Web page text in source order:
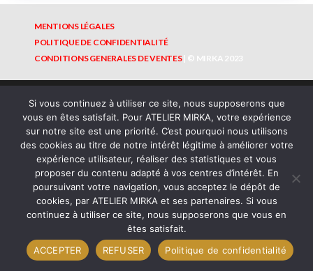
MENTIONS LÉGALES
POLITIQUE DE CONFIDENTIALITÉ
CONDITIONS GENERALES DE VENTES| © MIRKA 2023
Thème parEnvoThemes
Si vous continuez à utiliser ce site, nous supposerons que
vous en êtes satisfait. Pour ATELIER MIRKA, votre expérience
sur notre site est une priorité. C’est pourquoi nous utilisons
des cookies au titre de notre intérêt légitime à améliorer votre
expérience utilisateur, réaliser des statistiques et vous
proposer du contenu adapté à vos centres d’intérêt. En
poursuivant votre navigation, vous acceptez le dépôt de
cookies, par ATELIER MIRKA et ses partenaires. Si vous
continuez à utiliser ce site, nous supposerons que vous en
êtes satisfait.
ACCEPTER
REFUSER Politique de confidentialité